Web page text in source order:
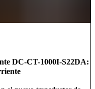
DC-CT-1000I-S22DA: